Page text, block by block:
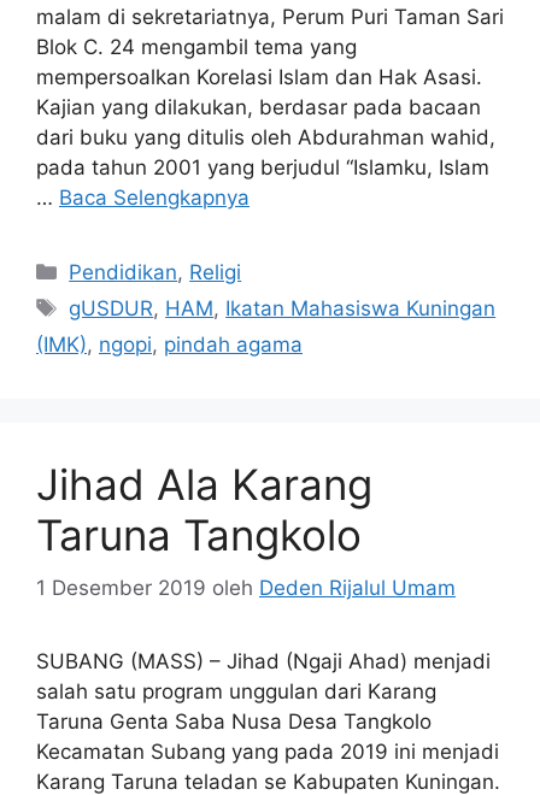
malam di sekretariatnya, Perum Puri Taman Sari
Blok C. 24 mengambil tema yang
mempersoalkan Korelasi Islam dan Hak Asasi.
Kajian yang dilakukan, berdasar pada bacaan
dari buku yang ditulis oleh Abdurahman wahid,
pada tahun 2001 yang berjudul “Islamku, Islam
… Baca Selengkapnya
Kategori
Pendidikan, Religi
Tag
gUSDUR, HAM, Ikatan Mahasiswa Kuningan
(IMK), ngopi, pindah agama
Jihad Ala Karang
Taruna Tangkolo
1 Desember 2019 oleh Deden Rijalul Umam
SUBANG (MASS) – Jihad (Ngaji Ahad) menjadi
salah satu program unggulan dari Karang
Taruna Genta Saba Nusa Desa Tangkolo
Kecamatan Subang yang pada 2019 ini menjadi
Karang Taruna teladan se Kabupaten Kuningan.